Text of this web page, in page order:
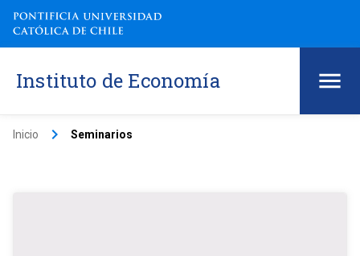
Instituto de Economía
Inicio keyboard_arrow_right Seminarios